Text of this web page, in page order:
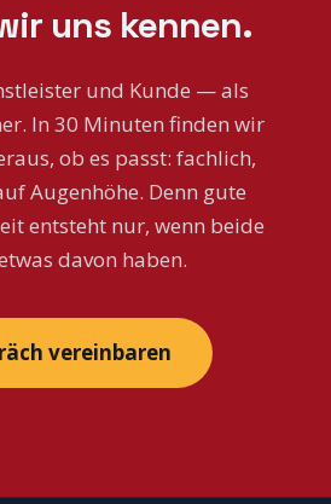
uns kennen.
und Kunde — als
In 30 Minuten finden wir
ob es passt: fachlich,
Augenhöhe. Denn gute
entsteht nur, wenn beide
davon haben.
vereinbaren